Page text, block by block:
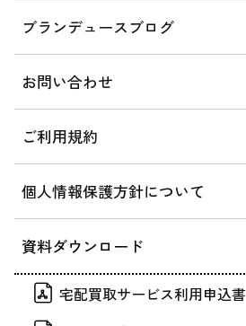
ブランデュースブログ
お問い合わせ
ご利用規約
個人情報保護方針について
資料ダウンロード
宅配買取サービス利用申込書